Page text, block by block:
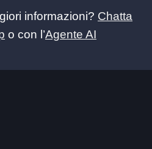
informazioni? Chatta
o con l’Agente AI